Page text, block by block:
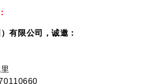
有限公司，诚邀：